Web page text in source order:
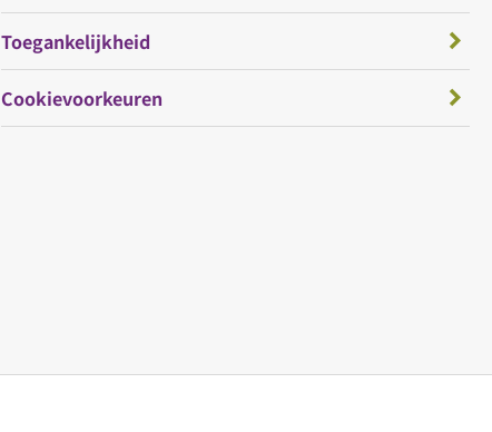
Toegankelijkheid
Cookievoorkeuren